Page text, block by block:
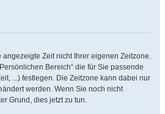
Zeit nicht Ihrer eigenen Zeitzone.
Bereich“ die für Sie passende
...) festlegen. Die Zeitzone kann dabei nur
werden. Wenn Sie noch nicht
Grund, dies jetzt zu tun.